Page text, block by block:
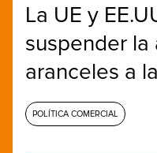
La UE y
suspender
aranceles a
POLÍTICA COMERCIAL